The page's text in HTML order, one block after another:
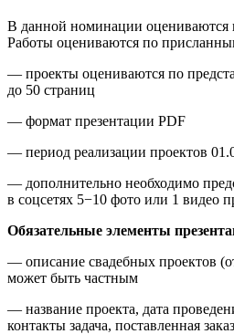
В данной номинации оцениваются
Работы оцениваются по
— проекты оцениваются по
до 50 страниц
— формат презентации PDF
— период реализации проектов
— дополнительно необходимо
в соцсетях 5−10 фото или 1 видео
Обязательные элементы
— описание свадебных проектов
может быть частным
— название проекта, дата
контакты задача, поставленная